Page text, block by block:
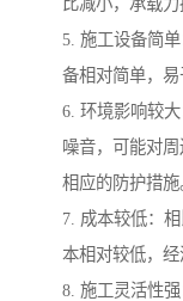
比减小，承载
5. 施工设备简
备相对简单，易
6. 环境影响较
噪音，可能对
相应的防护措施
7. 成本较低：
本相对较低，经
8. 施工灵活性